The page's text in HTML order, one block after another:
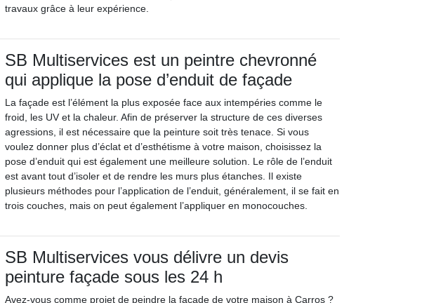
travaux grâce à leur expérience.
SB Multiservices est un peintre chevronné
qui applique la pose d’enduit de façade
La façade est l’élément la plus exposée face aux intempéries comme le
froid, les UV et la chaleur. Afin de préserver la structure de ces diverses
agressions, il est nécessaire que la peinture soit très tenace. Si vous
voulez donner plus d’éclat et d’esthétisme à votre maison, choisissez la
pose d’enduit qui est également une meilleure solution. Le rôle de l’enduit
est avant tout d’isoler et de rendre les murs plus étanches. Il existe
plusieurs méthodes pour l’application de l’enduit, généralement, il se fait en
trois couches, mais on peut également l’appliquer en monocouches.
SB Multiservices vous délivre un devis
peinture façade sous les 24 h
Avez-vous comme projet de peindre la façade de votre maison à Carros ?